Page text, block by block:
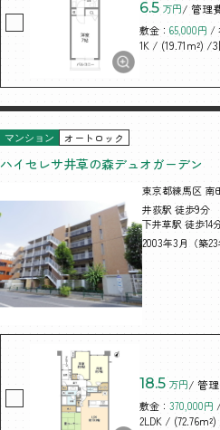
6.5 万円/ 管理
敷金：65,000円 /
1K / (19.71m²) /3
マンション オートロック
ハイセレサ井草の森デュオガーデン
東京都練馬区 南
井荻駅 徒歩9分
下井草駅 徒歩14
2003年3月（築
18.5 万円/ 管
敷金：370,000円
2LDK / (72.76m²)